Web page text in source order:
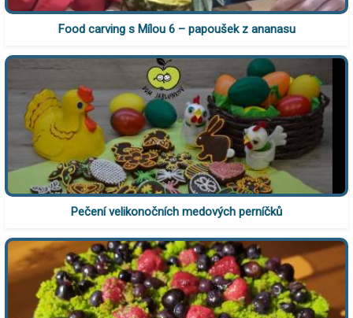
Food carving s Mílou 6 – papoušek z ananasu
Pečení velikonočních medových perníčků